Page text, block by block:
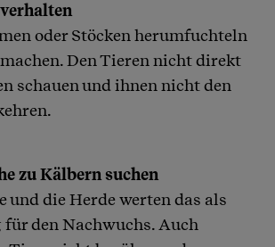
oder Stöcken herumfuchteln
Den Tieren nicht direkt
schauen und ihnen nicht den
zu Kälbern suchen
und die Herde werten das als
für den Nachwuchs. Auch